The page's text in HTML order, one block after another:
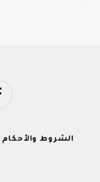
الشروط والأحكام